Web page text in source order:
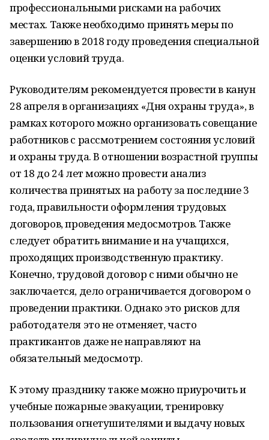
профессиональными рисками на рабочих
местах. Также необходимо принять меры по
завершению в 2018 году проведения специальной
оценки условий труда.
Руководителям рекомендуется провести в канун
28 апреля в организациях «Дня охраны труда», в
рамках которого можно организовать совещание
работников с рассмотрением состояния условий
и охраны труда. В отношении возрастной группы
от 18 до 24 лет можно провести анализ
количества принятых на работу за последние 3
года, правильности оформления трудовых
договоров, проведения медосмотров. Также
следует обратить внимание и на учащихся,
проходящих производственную практику.
Конечно, трудовой договор с ними обычно не
заключается, дело ограничивается договором о
проведении практики. Однако это рисков для
работодателя это не отменяет, часто
практикантов даже не направляют на
обязательный медосмотр.
К этому празднику также можно приурочить и
учебные пожарные эвакуации, тренировку
пользования огнетушителями и выдачу новых